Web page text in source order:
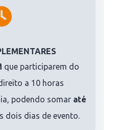
que participarem do
a 10 horas
podendo somar até
dois dias de evento.